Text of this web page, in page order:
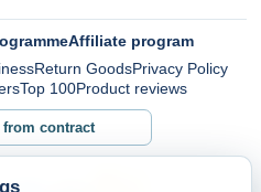
Affiliate program
Return GoodsPrivacy Policy
Top 100Product reviews
contract